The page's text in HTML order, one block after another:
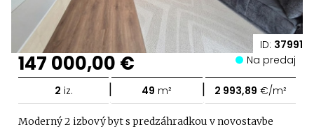
ID: 37991
147 000,00 € Na predaj
2 iz. | 49 m² | 2 993,89 €/m²
Moderný 2 izbový byt s predzáhradkou v novostavbe